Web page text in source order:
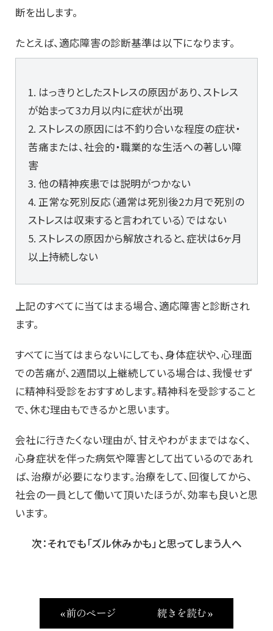
断を出します。
たとえば、適応障害の診断基準は以下になります。
1. はっきりとしたストレスの原因があり、ストレス
が始まって3カ月以内に症状が出現
2. ストレスの原因には不釣り合いな程度の症状・
苦痛または、社会的・職業的な生活への著しい障
害
3. 他の精神疾患では説明がつかない
4. 正常な死別反応（通常は死別後2カ月で死別の
ストレスは収束すると言われている）ではない
5. ストレスの原因から解放されると、症状は6ヶ月
以上持続しない
上記のすべてに当てはまる場合、適応障害と診断され
ます。
すべてに当てはまらないにしても、身体症状や、心理面
での苦痛が、2週間以上継続している場合は、我慢せず
に精神科受診をおすすめします。精神科を受診すること
で、休む理由もできるかと思います。
会社に行きたくない理由が、甘えやわがままではなく、
心身症状を伴った病気や障害として出ているのであれ
ば、治療が必要になります。治療をして、回復してから、
社会の一員として働いて頂いたほうが、効率も良いと思
います。
次：それでも「ズル休みかも」と思ってしまう人へ
« 前のページ 続きを読む »